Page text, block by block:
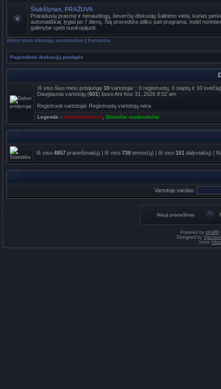
Šiukšlynas, PRAŽUVA
Praradusių prasmę ir nenaudingų, beverčių diskusijų šalinimo vieta, kurias
automatiškai, lygiai po 7 dienų. Šią procedūra atliks pati programa, todėl
galimybė spėti nusikopijuoti.
Ištrinti visus diskusijų sausainėlius | Komanda
Pagrindinis diskusijų puslapis
Iš viso šiuo metu prisijungę 10 vartotojai :: 0 registruotų, 0 slaptų ir 10
Daugiausia vartotojų (601) buvo Ant Kov 31, 2026 8:52 am
Registruoti vartotojai: Registruotų vartotojų nėra
Legenda :: Administratoriai Globalūs moderatoriai
Iš viso 4857 pranešimai(ų) | Iš viso 739 temos(ų) | Iš viso 151 dalyviai(ių) |
Vartotojo vardas:
Nauji pranešimai
Powered by phpBB
Designed by
Vertė